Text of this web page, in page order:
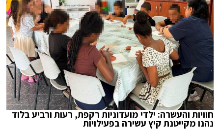
חוויות והעשרה: ילדי מועדוניות רקפת, רעות ורביע בלוד
נהנו מקייטנת קיץ עשירה בפעילויות